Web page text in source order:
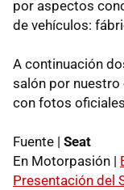
por aspectos
de vehículos:
A continuación
salón por nuestro
con fotos
Fuente | Seat
En Motorpasión |
Presentación del